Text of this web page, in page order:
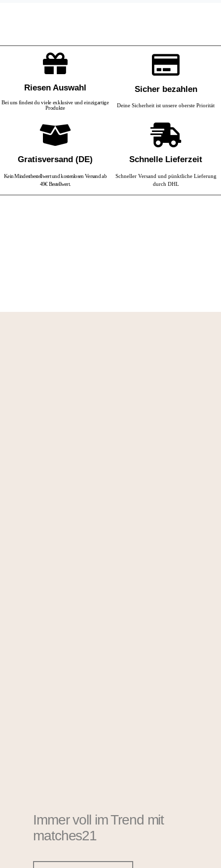
Riesen Auswahl
Bei uns findest du viele exklusive und einzigartige
Produkte
Sicher bezahlen
Deine Sicherheit ist unsere oberste Priorität
Gratisversand (DE)
Kein Mindestbestellwert und kostenlosen Versand ab
49€ Bestellwert.
Schnelle Lieferzeit
Schneller Versand und pünktliche Lieferung
durch DHL
Immer voll im Trend mit
matches21